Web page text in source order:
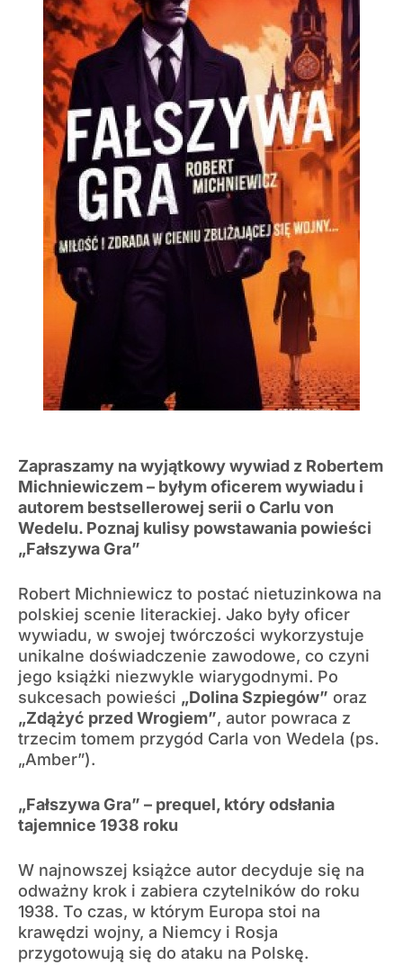
Zapraszamy na wyjątkowy wywiad z Robertem
Michniewiczem – byłym oficerem wywiadu i
autorem bestsellerowej serii o Carlu von
Wedelu. Poznaj kulisy powstawania powieści
„Fałszywa Gra”
Robert Michniewicz to postać nietuzinkowa na
polskiej scenie literackiej. Jako były oficer
wywiadu, w swojej twórczości wykorzystuje
unikalne doświadczenie zawodowe, co czyni
jego książki niezwykle wiarygodnymi. Po
sukcesach powieści „Dolina Szpiegów” oraz
„Zdążyć przed Wrogiem”, autor powraca z
trzecim tomem przygód Carla von Wedela (ps.
„Amber”).
„Fałszywa Gra” – prequel, który odsłania
tajemnice 1938 roku
W najnowszej książce autor decyduje się na
odważny krok i zabiera czytelników do roku
1938. To czas, w którym Europa stoi na
krawędzi wojny, a Niemcy i Rosja
przygotowują się do ataku na Polskę.